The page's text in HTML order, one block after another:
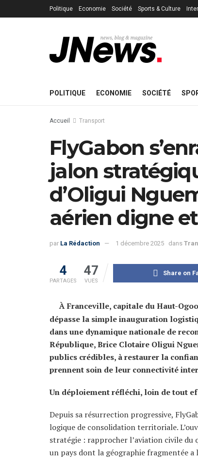
Politique Economie Société Sports & Culture
POLITIQUE ECONOMIE SOCIÉTÉ
Accueil Transport
FlyGabon
jalon
d’Oligui
aérien digne
par La Rédaction 1 décembre 2025 dans
4
PARTAGES
47
VUES
Share on
À Franceville, capitale du Haut-
dépasse la simple inauguration
dans une dynamique nationale de
République, Brice Clotaire Oligui
publics crédibles, à restaurer la
prennent soin de leur connectivité
Un déploiement réfléchi, loin de tout
Depuis sa résurrection progressive,
logique de consolidation territoriale.
stratégie : rapprocher l’aviation civile
un pays dont la géographie fragmentée